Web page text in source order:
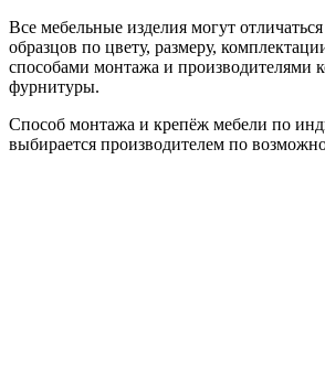
Все мебельные изделия могут
образцов по цвету, размеру,
способами монтажа и производителями
фурнитуры.
Способ монтажа и крепёж мебели по
выбирается производителем по